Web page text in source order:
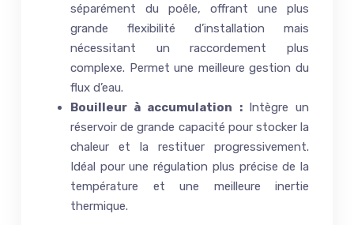
séparément du poêle, offrant une plus
grande flexibilité d’installation mais
nécessitant un raccordement plus
complexe. Permet une meilleure gestion du
flux d’eau.
Bouilleur à accumulation : Intègre un
réservoir de grande capacité pour stocker la
chaleur et la restituer progressivement.
Idéal pour une régulation plus précise de la
température et une meilleure inertie
thermique.